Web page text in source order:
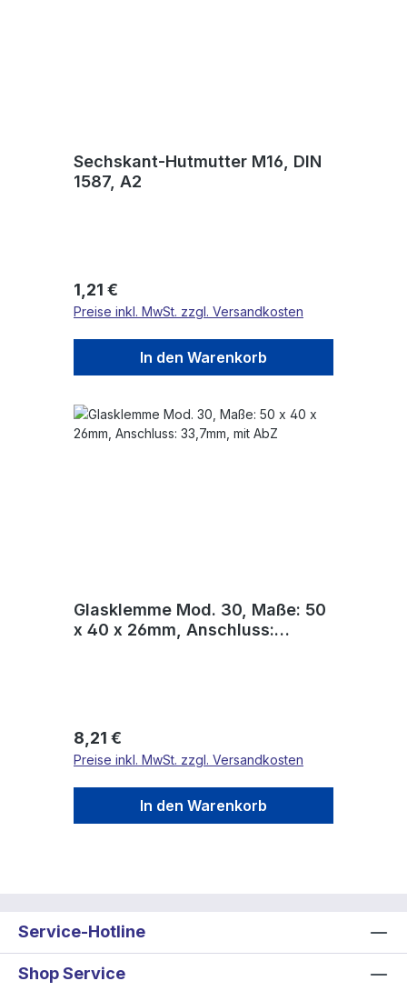
Sechskant-Hutmutter M16, DIN
1587, A2
Regulärer Preis:
1,21 €
Preise inkl. MwSt. zzgl. Versandkosten
In den Warenkorb
Glasklemme Mod. 30, Maße: 50
x 40 x 26mm, Anschluss:
Regulärer Preis:
8,21 €
Preise inkl. MwSt. zzgl. Versandkosten
In den Warenkorb
Service-Hotline
Shop Service